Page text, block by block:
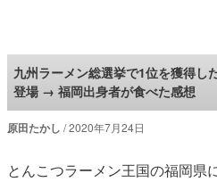
ロケットニュース24
九州ラーメン総選挙で1位を獲得し
登場 → 福岡出身者が食べた感想
原田たかし 2020年7月24日
とんこつラーメン王国の福岡県